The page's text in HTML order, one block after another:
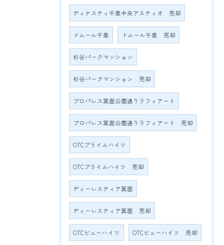
ディナスティ千里中央アスティオ 売却
ドムール千里 ドムール千里 売却
杉谷パークマンション
杉谷パークマンション 売却
プロパレス箕面公園通りラフィアート
プロパレス箕面公園通りラフィアート 売却
OTCプライムハイツ
OTCプライムハイツ 売却
ディーレスティア箕面
ディーレスティア箕面 売却
OTCビューハイツ OTCビューハイツ 売却